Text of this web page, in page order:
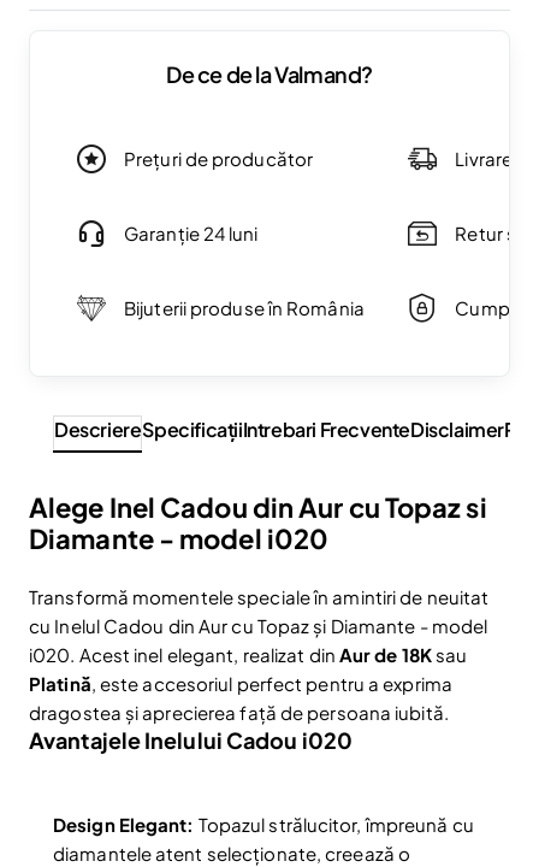
De ce de la Valmand?
Prețuri de producător
Garanție 24 luni
Bijuterii produse în România
Livrare
Retur
DescriereSpecificaţiiIntrebari FrecventeDisclaimer
Alege Inel Cadou din Aur cu Topaz si
Diamante - model i020
Transformă momentele speciale în amintiri de neuitat
cu Inelul Cadou din Aur cu Topaz și Diamante - model
i020. Acest inel elegant, realizat din Aur de 18Ksau
Platină , este accesoriul perfect pentru a exprima
dragostea și aprecierea față de persoana iubită.
Avantajele Inelului Cadou i020
Design Elegant: Topazul strălucitor, împreună cu
diamantele atent selecționate, creează o